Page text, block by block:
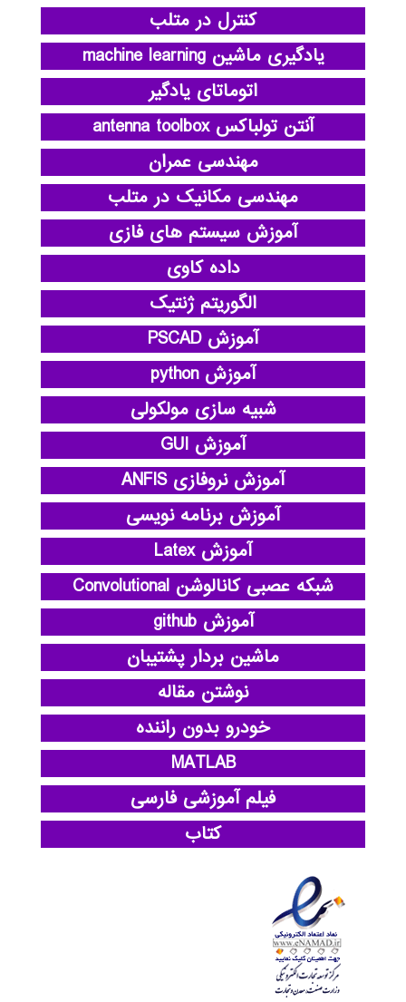
کنترل در متلب
یادگیری ماشین machine learning
اتوماتای یادگیر
آنتن تولباکس antenna toolbox
مهندسی عمران
مهندسی مکانیک در متلب
آموزش سیستم های فازی
داده کاوی
الگوریتم ژنتیک
آموزش PSCAD
آموزش python
شبیه سازی مولکولی
آموزش GUI
آموزش نروفازی ANFIS
آموزش برنامه نویسی
آموزش Latex
شبکه عصبی کانالوشن Convolutional
آموزش github
ماشین بردار پشتیبان
نوشتن مقاله
خودرو بدون راننده
MATLAB
فیلم آموزشی فارسی
کتاب